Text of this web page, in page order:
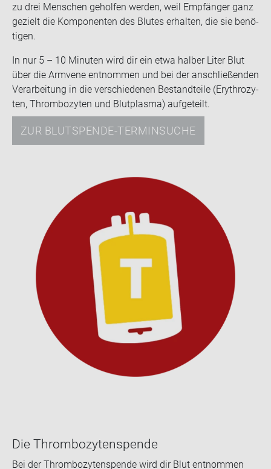
zu drei Men­schen ge­hol­fen wer­den, weil Emp­fän­ger ganz
ge­zielt die Kom­po­nen­ten des Blu­tes er­hal­ten, die sie be­nö­
ti­gen.
In nur 5 – 10 Mi­nu­ten wird dir ein etwa hal­ber Liter Blut
über die Arm­ve­ne ent­nom­men und bei der an­schlie­ßen­den
Ver­ar­bei­tung in die ver­schie­de­nen Be­stand­tei­le (Ery­thro­zy­
ten, Throm­bo­zy­ten und Blut­plas­ma) auf­ge­teilt.
ZUR BLUTSPENDE-TERMINSUCHE
Die Throm­bo­zy­ten­spen­de
Bei der Throm­bo­zy­ten­spen­de wird dir Blut ent­nom­men